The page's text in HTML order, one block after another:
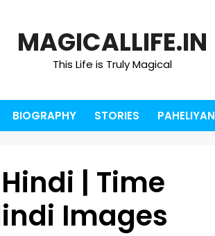
MAGICALLIFE.IN
This Life is Truly Magical
BIOGRAPHY STORIES PAHELIYAN
| Time
Images